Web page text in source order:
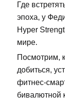
Где
эпоха, у
Hyper
мире.
Посмотрим,
добиться,
фитнес-
бивалютной